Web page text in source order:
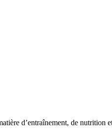
d’entraînement, de nutrition